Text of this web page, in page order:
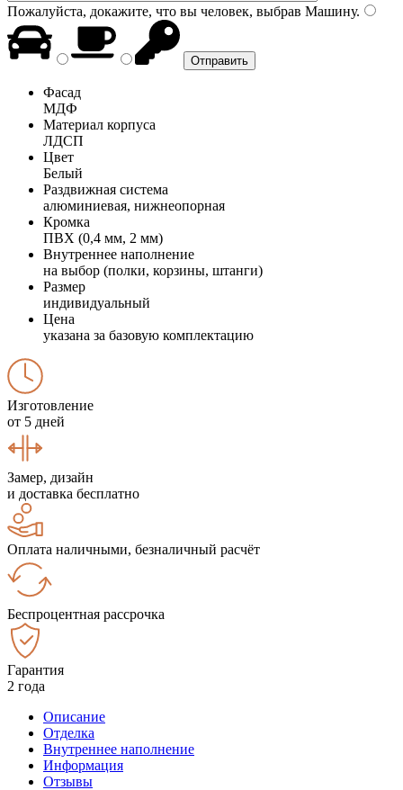
Пожалуйста, докажите, что вы человек, выбрав Машину.
Фасад
МДФ
Материал корпуса
ЛДСП
Цвет
Белый
Раздвижная система
алюминиевая, нижнеопорная
Кромка
ПВХ (0,4 мм, 2 мм)
Внутреннее наполнение
на выбор (полки, корзины, штанги)
Размер
индивидуальный
Цена
указана за базовую комплектацию
Изготовление
от 5 дней
Замер, дизайн
и доставка бесплатно
Оплата наличными, безналичный расчёт
Беспроцентная рассрочка
Гарантия
2 года
Описание
Отделка
Внутреннее наполнение
Информация
Отзывы